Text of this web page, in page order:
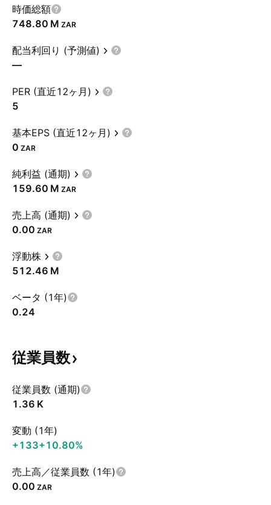
時価総額
‪748.80 M‬ ZAR
配当利回り (予測値)
—
PER (直近12ヶ月)
5
基本EPS (直近12ヶ月)
0 ZAR
純利益 (通期)
‪159.60 M‬ ZAR
売上高 (通期)
0.00 ZAR
浮動株
‪512.46 M‬
ベータ (1年)
0.24
従業員数
従業員数 (通期)
‪1.36 K‬
変動 (1年)
+133+10.80%
売上高／従業員数 (1年)
0.00 ZAR